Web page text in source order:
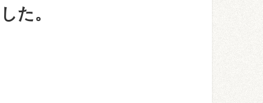
た。